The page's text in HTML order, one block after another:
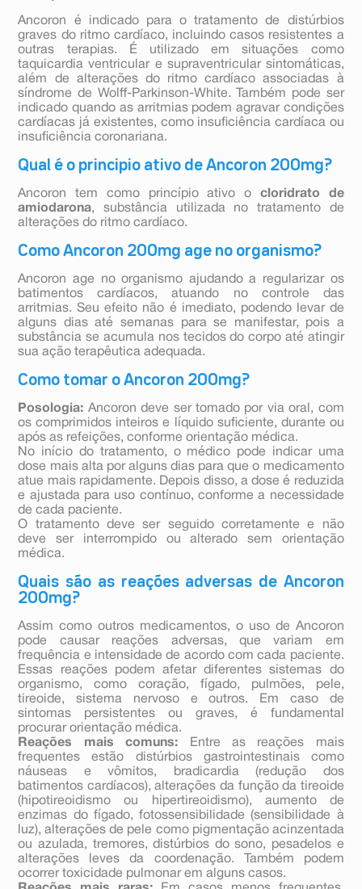
Ancoron é indicado para o tratamento de distúrbios
graves do ritmo cardíaco, incluindo casos resistentes a
outras terapias. É utilizado em situações como
taquicardia ventricular e supraventricular sintomáticas,
além de alterações do ritmo cardíaco associadas à
síndrome de Wolff-Parkinson-White. Também pode ser
indicado quando as arritmias podem agravar condições
cardíacas já existentes, como insuficiência cardíaca ou
insuficiência coronariana.
Qual é o principio ativo de Ancoron 200mg?
Ancoron tem como princípio ativo o cloridrato de
amiodarona, substância utilizada no tratamento de
alterações do ritmo cardíaco.
Como Ancoron 200mg age no organismo?
Ancoron age no organismo ajudando a regularizar os
batimentos cardíacos, atuando no controle das
arritmias. Seu efeito não é imediato, podendo levar de
alguns dias até semanas para se manifestar, pois a
substância se acumula nos tecidos do corpo até atingir
sua ação terapêutica adequada.
Como tomar o Ancoron 200mg?
Posologia: Ancoron deve ser tomado por via oral, com
os comprimidos inteiros e líquido suficiente, durante ou
após as refeições, conforme orientação médica.
No início do tratamento, o médico pode indicar uma
dose mais alta por alguns dias para que o medicamento
atue mais rapidamente. Depois disso, a dose é reduzida
e ajustada para uso contínuo, conforme a necessidade
de cada paciente.
O tratamento deve ser seguido corretamente e não
deve ser interrompido ou alterado sem orientação
médica.
Quais são as reações adversas de Ancoron
200mg?
Assim como outros medicamentos, o uso de Ancoron
pode causar reações adversas, que variam em
frequência e intensidade de acordo com cada paciente.
Essas reações podem afetar diferentes sistemas do
organismo, como coração, fígado, pulmões, pele,
tireoide, sistema nervoso e outros. Em caso de
sintomas persistentes ou graves, é fundamental
procurar orientação médica.
Reações mais comuns: Entre as reações mais
frequentes estão distúrbios gastrointestinais como
náuseas e vômitos, bradicardia (redução dos
batimentos cardíacos), alterações da função da tireoide
(hipotireoidismo ou hipertireoidismo), aumento de
enzimas do fígado, fotossensibilidade (sensibilidade à
luz), alterações de pele como pigmentação acinzentada
ou azulada, tremores, distúrbios do sono, pesadelos e
alterações leves da coordenação. Também podem
ocorrer toxicidade pulmonar em alguns casos.